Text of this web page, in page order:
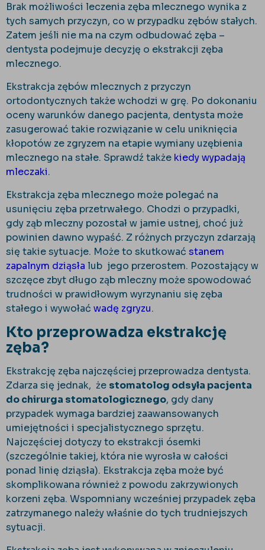
Brak możliwości leczenia zęba mlecznego wynika z
tych samych przyczyn, co w przypadku zębów stałych.
Zatem jeśli nie ma na czym odbudować zęba –
dentysta podejmuje decyzję o ekstrakcji zęba
mlecznego.
Ekstrakcja zębów mlecznych z przyczyn
ortodontycznych także wchodzi w grę. Po dokonaniu
oceny warunków danego pacjenta, dentysta może
zasugerować takie rozwiązanie w celu uniknięcia
kłopotów ze zgryzem na etapie wymiany uzębienia
mlecznego na stałe. Sprawdź także kiedy wypadają
mleczaki.
Ekstrakcja zęba mlecznego może polegać na
usunięciu zęba przetrwałego. Chodzi o przypadki,
gdy ząb mleczny pozostał w jamie ustnej, choć już
powinien dawno wypaść. Z różnych przyczyn zdarzają
się takie sytuacje. Może to skutkować stanem
zapalnym dziąsła lub jego przerostem. Pozostający w
szczęce zbyt długo ząb mleczny może spowodować
trudności w prawidłowym wyrzynaniu się zęba
stałego i wywołać wadę zgryzu.
Kto przeprowadza ekstrakcję
zęba?
Ekstrakcję zęba najczęściej przeprowadza dentysta.
Zdarza się jednak, że stomatolog odsyła pacjenta
do chirurga stomatologicznego, gdy dany
przypadek wymaga bardziej zaawansowanych
umiejętności i specjalistycznego sprzętu.
Najczęściej dotyczy to ekstrakcji ósemki
(szczególnie takiej, która nie wyrosła w całości
ponad linię dziąsła). Ekstrakcja zęba może być
skomplikowana również z powodu zakrzywionych
korzeni zęba. Wspomniany wcześniej przypadek zęba
zatrzymanego należy właśnie do tych trudniejszych
sytuacji.